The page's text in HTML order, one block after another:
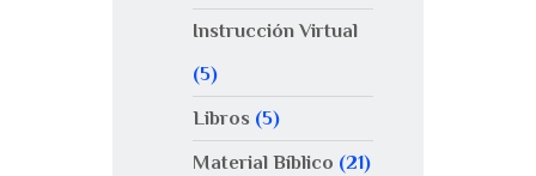
Instrucción Virtual
(5)
Libros (5)
Material Bíblico (21)